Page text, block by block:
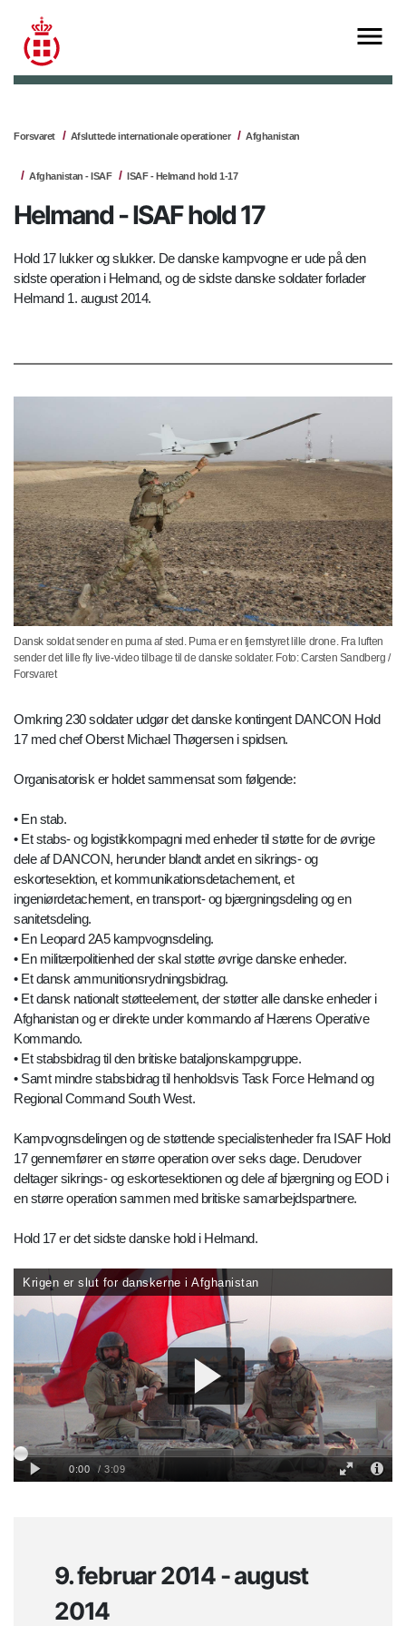
Forsvaret Afsluttede internationale operationer Afghanistan
Afghanistan - ISAF ISAF - Helmand hold 1-17
Helmand - ISAF hold 17
Hold 17 lukker og slukker. De danske kampvogne er ude på den
sidste operation i Helmand, og de sidste danske soldater forlader
Helmand 1. august 2014.
Dansk soldat sender en puma af sted. Puma er en fjernstyret lille drone. Fra luften
sender det lille fly live-video tilbage til de danske soldater. Foto: Carsten Sandberg /
Forsvaret
Omkring 230 soldater udgør det danske kontingent DANCON Hold
17 med chef Oberst Michael Thøgersen i spidsen.
Organisatorisk er holdet sammensat som følgende:
• En stab.
• Et stabs- og logistikkompagni med enheder til støtte for de øvrige
dele af DANCON, herunder blandt andet en sikrings- og
eskortesektion, et kommunikationsdetachement, et
ingeniørdetachement, en transport- og bjærgningsdeling og en
sanitetsdeling.
• En Leopard 2A5 kampvognsdeling.
• En militærpolitienhed der skal støtte øvrige danske enheder.
• Et dansk ammunitionsrydningsbidrag.
• Et dansk nationalt støtteelement, der støtter alle danske enheder i
Afghanistan og er direkte under kommando af Hærens Operative
Kommando.
• Et stabsbidrag til den britiske bataljonskampgruppe.
• Samt mindre stabsbidrag til henholdsvis Task Force Helmand og
Regional Command South West.
Kampvognsdelingen og de støttende specialistenheder fra ISAF Hold
17 gennemfører en større operation over seks dage. Derudover
deltager sikrings- og eskortesektionen og dele af bjærgning og EOD i
en større operation sammen med britiske samarbejdspartnere.
Hold 17 er det sidste danske hold i Helmand.
9. februar 2014 - august
2014